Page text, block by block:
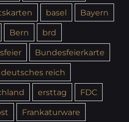
basel
Bayern
Bern
brd
Bundesfeierkarte
deutsches reich
ersttag
FDC
Frankaturware